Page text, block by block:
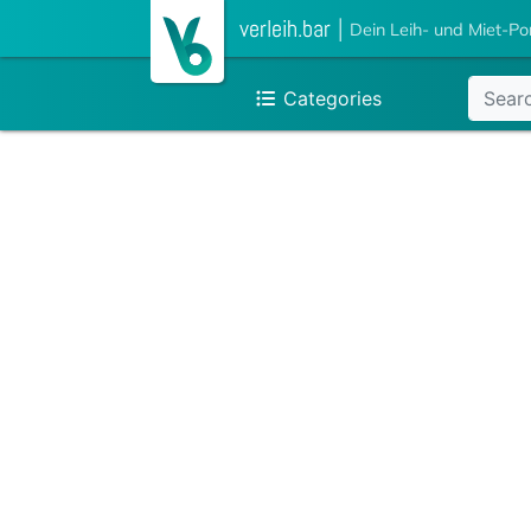
verleih.bar | Dein Leih- und Miet-
Categories